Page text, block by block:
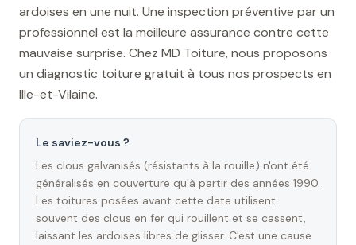
ardoises en une nuit. Une inspection préventive par un
professionnel est la meilleure assurance contre cette
mauvaise surprise. Chez MD Toiture, nous proposons
un diagnostic toiture gratuit à tous nos prospects en
Ille-et-Vilaine.
Le saviez-vous ?
Les clous galvanisés (résistants à la rouille) n'ont été
généralisés en couverture qu'à partir des années 1990.
Les toitures posées avant cette date utilisent
souvent des clous en fer qui rouillent et se cassent,
laissant les ardoises libres de glisser. C'est une cause